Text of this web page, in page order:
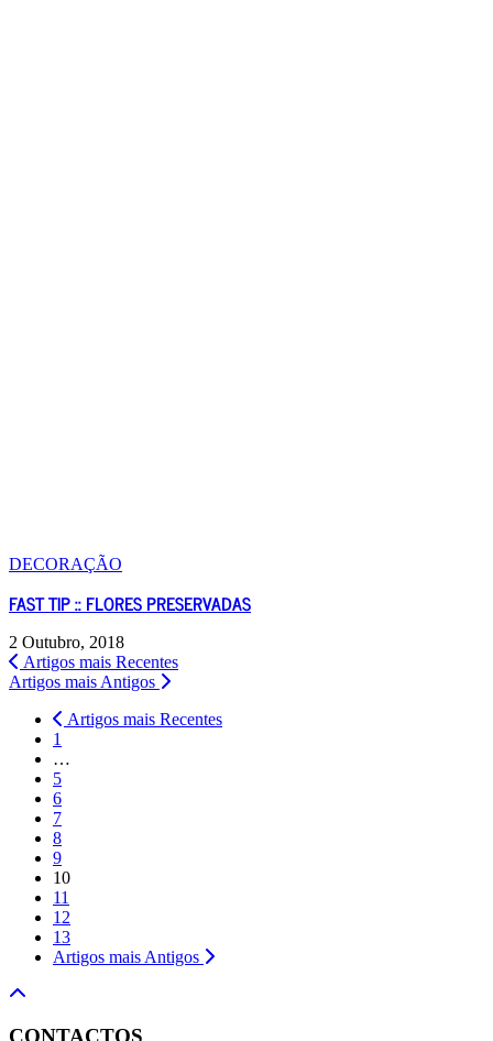
DECORAÇÃO
FAST TIP :: FLORES PRESERVADAS
2 Outubro, 2018
Artigos mais Recentes
Artigos mais Antigos
Artigos mais Recentes
1
…
5
6
7
8
9
10
11
12
13
Artigos mais Antigos